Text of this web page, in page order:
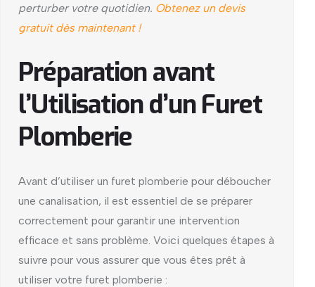
perturber votre quotidien. Obtenez un devis
gratuit dès maintenant !
Préparation avant
l’Utilisation d’un Furet
Plomberie
Avant d’utiliser un furet plomberie pour déboucher
une canalisation, il est essentiel de se préparer
correctement pour garantir une intervention
efficace et sans problème. Voici quelques étapes à
suivre pour vous assurer que vous êtes prêt à
utiliser votre furet plomberie :